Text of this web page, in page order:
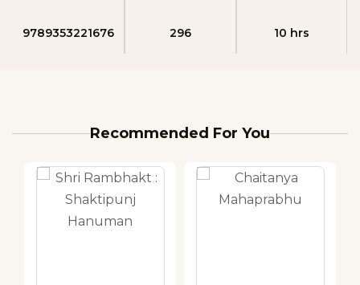
9789353221676 296 10 hrs
Recommended For You